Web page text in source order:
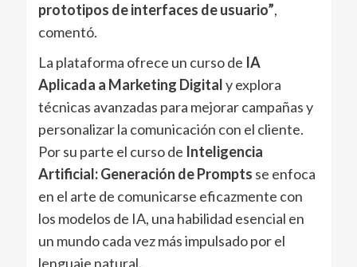
prototipos de interfaces de usuario”,
comentó.
La plataforma ofrece un curso de IA
Aplicada a Marketing Digitaly explora
técnicas avanzadas para mejorar campañas y
personalizar la comunicación con el cliente.
Por su parte el curso de Inteligencia
Artificial: Generación de Prompts se enfoca
en el arte de comunicarse eficazmente con
los modelos de IA, una habilidad esencial en
un mundo cada vez más impulsado por el
lenguaje natural.